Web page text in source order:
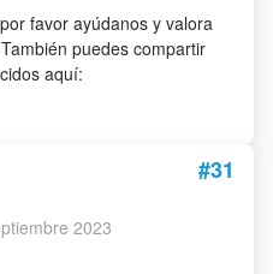
favor ayúdanos y valora
puedes compartir
aquí:
#31
2023